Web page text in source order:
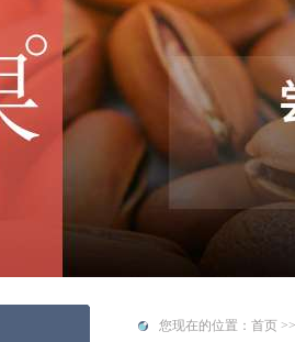
您现在的位置：首页